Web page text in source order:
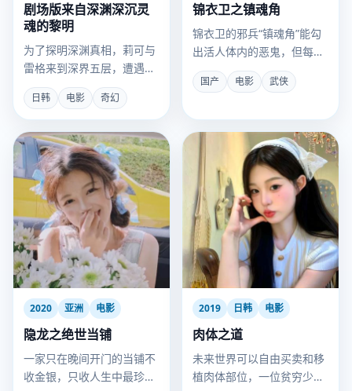
剧场版来自深渊深沉灵
魂的黎明
为了探明深渊真相，莉可与
雷格来到深界五层，遭遇了
为“祝福”而疯狂的黎明卿。
日韩 电影 奇幻
锦衣卫之镇魂角
锦衣卫的邪兵“镇魂角”能勾
出活人体内的恶鬼，但每用
一次，使用者就会失去一段
最快乐的记忆。
国产 电影 武侠
2020 亚洲 电影
隐龙之绝世当铺
一家只在晚间开门的当铺不
收金银，只收人生中最珍贵
2019 日韩 电影
肉体之道
未来世界可以自由买卖和移
植肉体部位，一位贫穷少女